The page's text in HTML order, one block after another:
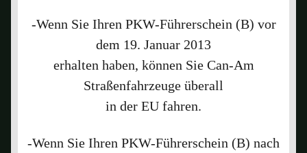
-Wenn Sie Ihren PKW-Führerschein (B) vor
dem 19. Januar 2013
erhalten haben, können Sie Can-Am
Straßenfahrzeuge überall
in der EU fahren.
-Wenn Sie Ihren PKW-Führerschein (B) nach